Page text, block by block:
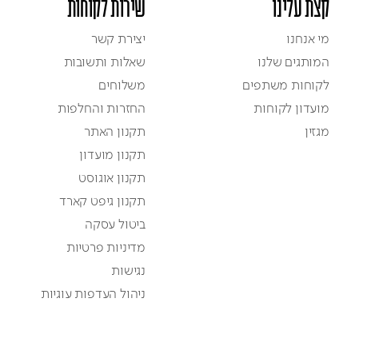
קצת עלינו
מי אנחנו
המותגים שלנו
לקוחות משתפים
מועדון לקוחות
מגזין
שירות לקוחות
יצירת קשר
שאלות ותשובות
משלוחים
החזרות והחלפות
תקנון האתר
תקנון מועדון
תקנון אוגוסט
תקנון גיפט קארד
ביטול עסקה
מדיניות פרטיות
נגישות
ניהול העדפות עוגיות